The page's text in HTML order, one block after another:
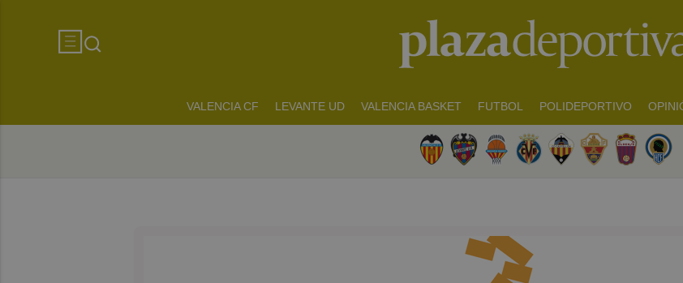
VALENCIA CF LEVANTE UD VALENCIA BASKET FUTBOL POLIDEPORTIVO